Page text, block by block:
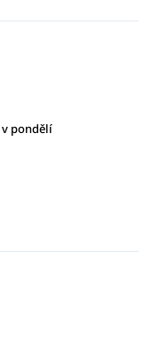
v pondělí